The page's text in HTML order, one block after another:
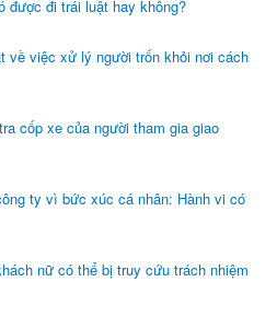
được đi trái luật hay không?
về việc xử lý người trốn khỏi nơi cách
cốp xe của người tham gia giao
ty vì bức xúc cá nhân: Hành vi có
nữ có thể bị truy cứu trách nhiệm